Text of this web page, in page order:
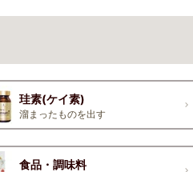
珪素(ケイ素)
溜まったものを出す
食品・調味料